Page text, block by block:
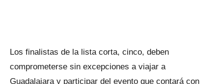
Los finalistas de la lista corta, cinco, deben
comprometerse sin excepciones a viajar a
Guadalajara y participar del evento que contará con